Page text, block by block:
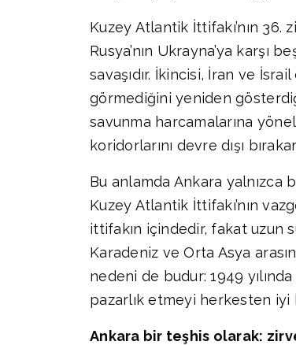
Kuzey Atlantik İttifakı’nın 36.
Rusya’nın Ukrayna’ya karşı
savaşıdır. İkincisi, İran ve
görmediğini yeniden
savunma harcamalarına
koridorlarını devre dışı
Bu anlamda Ankara yalnızca
Kuzey Atlantik İttifakı’nın
ittifakın içindedir, fakat uzun
Karadeniz ve Orta Asya
nedeni de budur: 1949
pazarlık etmeyi herkesten
Ankara bir teşhis olarak: